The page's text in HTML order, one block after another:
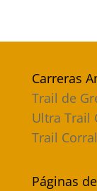
Carreras
Trail de
Ultra Trail
Trail
Páginas